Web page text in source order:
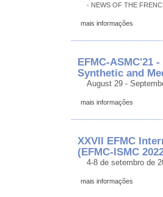
- NEWS OF THE
mais informações
EFMC-ASMC'21
Synthetic and
August 29 -
mais informações
XXVII EFMC
(EFMC-ISMC
4-8 de setembro de
mais informações